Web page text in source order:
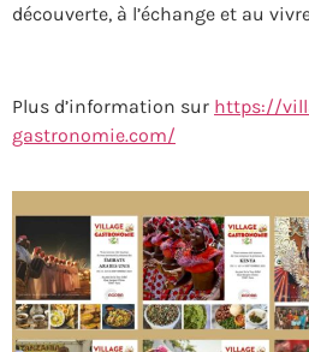
découverte, à l’échange et au
Plus d’information sur https://
gastronomie.com/